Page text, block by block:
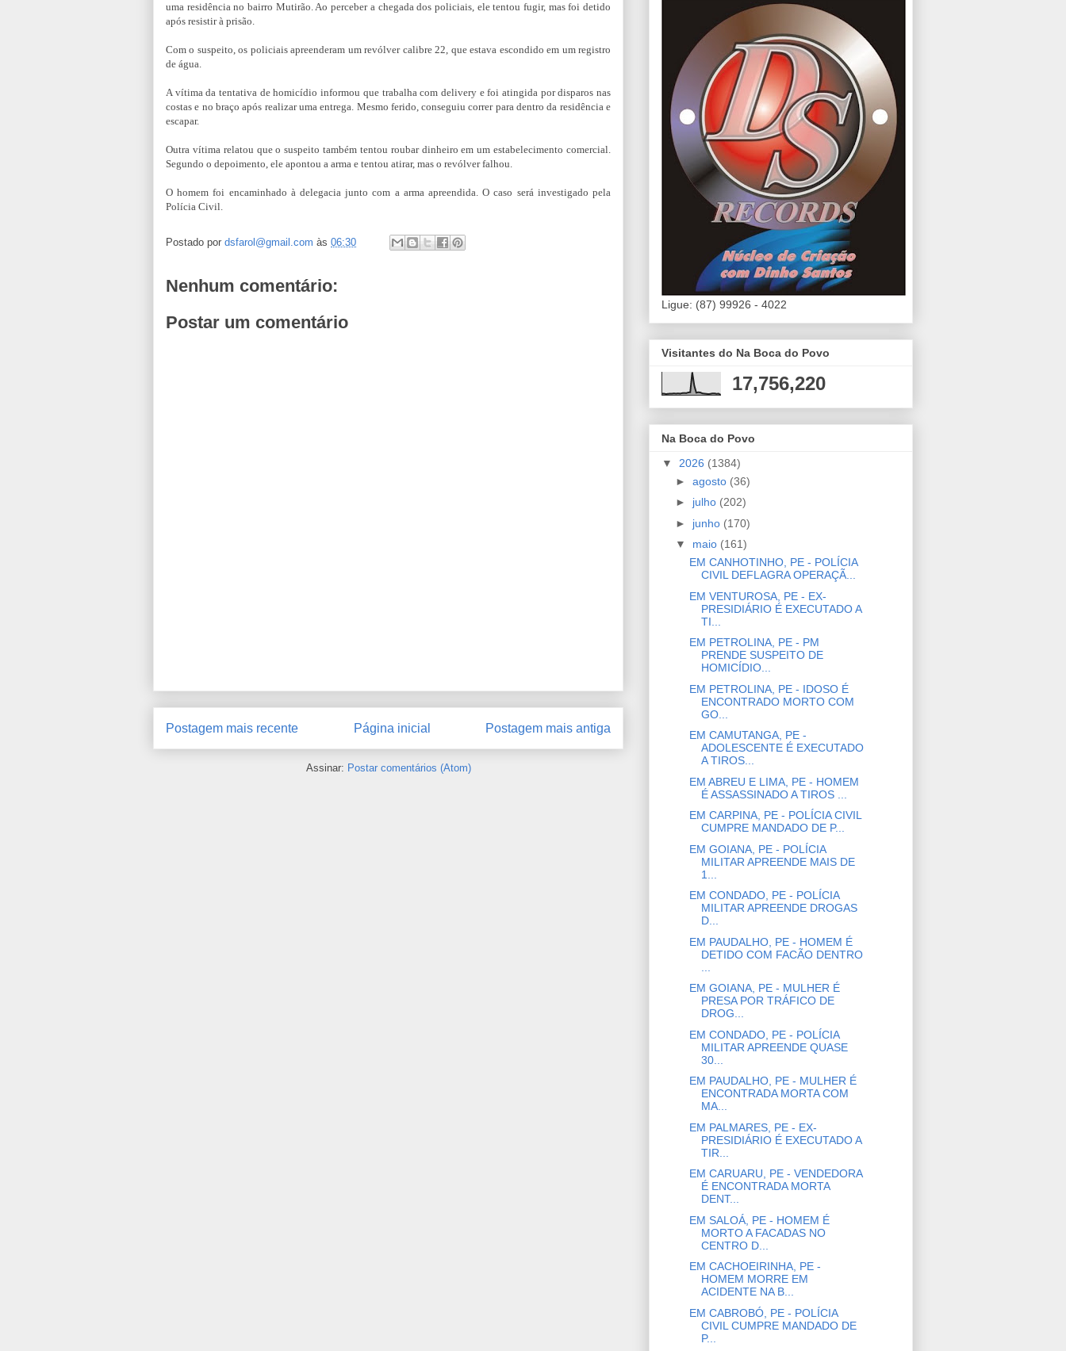
uma residência no bairro Mutirão. Ao perceber a chegada dos policiais, ele tentou fugir, mas foi detido
após resistir à prisão.
Com o suspeito, os policiais apreenderam um revólver calibre 22, que estava escondido em um registro
de água.
A vítima da tentativa de homicídio informou que trabalha com delivery e foi atingida por disparos nas
costas e no braço após realizar uma entrega. Mesmo ferido, conseguiu correr para dentro da residência e
escapar.
Outra vítima relatou que o suspeito também tentou roubar dinheiro em um estabelecimento comercial.
Segundo o depoimento, ele apontou a arma e tentou atirar, mas o revólver falhou.
O homem foi encaminhado à delegacia junto com a arma apreendida. O caso será investigado pela
Polícia Civil.
Postado por dsfarol@gmail.com às 06:30
Nenhum comentário:
Postar um comentário
Postagem mais recente Postagem mais antiga
Página inicial
Assinar: Postar comentários (Atom)
Ligue: (87) 99926 - 4022
Visitantes do Na Boca do Povo
17,756,220
Na Boca do Povo
▼ 2026 (1384)
► agosto (36)
► julho (202)
► junho (170)
▼ maio (161)
EM CANHOTINHO, PE - POLÍCIA
CIVIL DEFLAGRA OPERAÇÃ...
EM VENTUROSA, PE - EX-
PRESIDIÁRIO É EXECUTADO A
TI...
EM PETROLINA, PE - PM
PRENDE SUSPEITO DE
HOMICÍDIO...
EM PETROLINA, PE - IDOSO É
ENCONTRADO MORTO COM
GO...
EM CAMUTANGA, PE -
ADOLESCENTE É EXECUTADO
A TIROS...
EM ABREU E LIMA, PE - HOMEM
É ASSASSINADO A TIROS ...
EM CARPINA, PE - POLÍCIA CIVIL
CUMPRE MANDADO DE P...
EM GOIANA, PE - POLÍCIA
MILITAR APREENDE MAIS DE
1...
EM CONDADO, PE - POLÍCIA
MILITAR APREENDE DROGAS
D...
EM PAUDALHO, PE - HOMEM É
DETIDO COM FACÃO DENTRO
EM GOIANA, PE - MULHER É
PRESA POR TRÁFICO DE
DROG...
EM CONDADO, PE - POLÍCIA
MILITAR APREENDE QUASE
30...
EM PAUDALHO, PE - MULHER É
ENCONTRADA MORTA COM
MA...
EM PALMARES, PE - EX-
PRESIDIÁRIO É EXECUTADO A
TIR...
EM CARUARU, PE - VENDEDORA
É ENCONTRADA MORTA
DENT...
EM SALOÁ, PE - HOMEM É
MORTO A FACADAS NO
CENTRO D...
EM CACHOEIRINHA, PE -
HOMEM MORRE EM
ACIDENTE NA B...
EM CABROBÓ, PE - POLÍCIA
CIVIL CUMPRE MANDADO DE
P...